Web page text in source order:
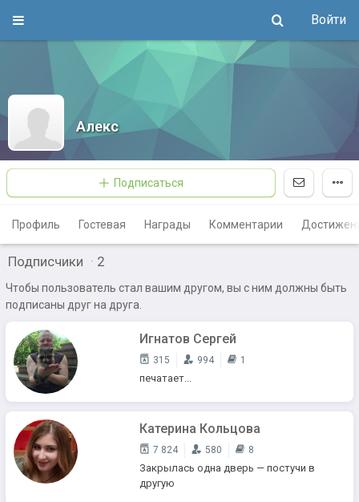
Войти
Алекс
Подписаться
Профиль Гостевая Награды Комментарии
Подписчики · 2
Чтобы пользователь стал вашим другом, вы с ним должны быть
подписаны друг на друга.
Игнатов Сергей
315 994 1
печатает...
Катерина Кольцова
7 824 580 8
Закрылась одна дверь — постучи в
другую